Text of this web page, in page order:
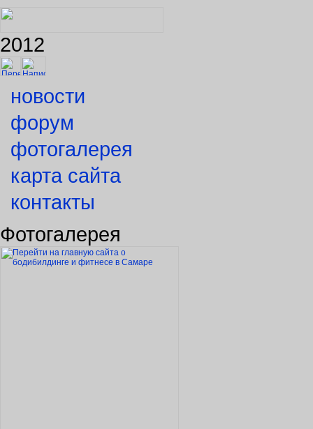
2012
новости
форум
фотогалерея
карта сайта
контакты
Фотогалерея